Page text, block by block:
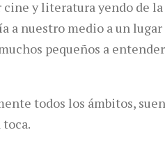
y literatura yendo de
a nuestro medio a un
pequeños a
todos los ámbitos,